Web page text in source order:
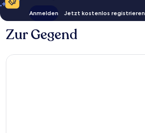
Anmelden Jetzt kostenlos registrieren
Zur Gegend